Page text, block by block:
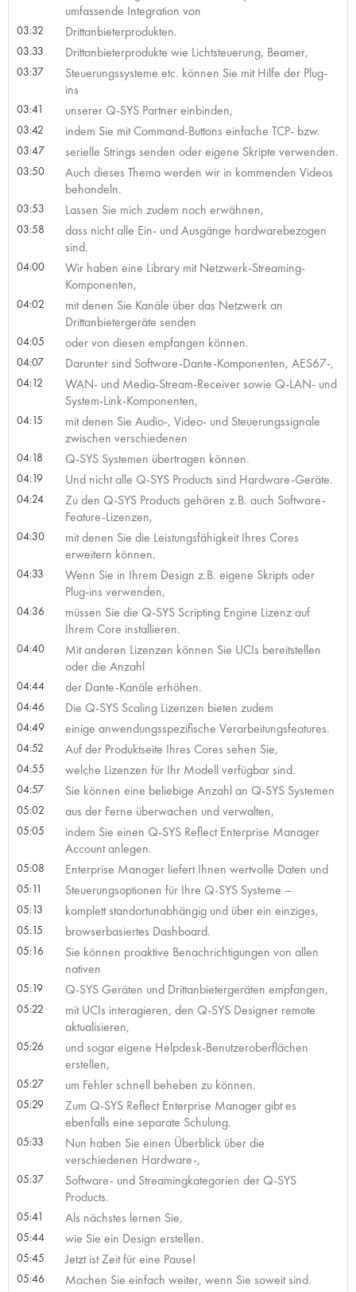
umfassende Integration von
03:32 Drittanbieterprodukten.
03:33 Drittanbieterprodukte wie Lichtsteuerung, Beamer,
03:37
Steuerungssysteme etc. können Sie mit Hilfe der Plug-
ins
03:41 unserer Q-SYS Partner einbinden,
03:42 indem Sie mit Command-Buttons einfache TCP- bzw.
03:47 serielle Strings senden oder eigene Skripte verwenden.
03:50
Auch dieses Thema werden wir in kommenden Videos
behandeln.
03:53 Lassen Sie mich zudem noch erwähnen,
03:58
dass nicht alle Ein- und Ausgänge hardwarebezogen
sind.
04:00
Wir haben eine Library mit Netzwerk-Streaming-
Komponenten,
04:02
mit denen Sie Kanäle über das Netzwerk an
Drittanbietergeräte senden
04:05 oder von diesen empfangen können.
04:07 Darunter sind Software-Dante-Komponenten, AES67-,
04:12
WAN- und Media-Stream-Receiver sowie Q-LAN- und
System-Link-Komponenten,
04:15
mit denen Sie Audio-, Video- und Steuerungssignale
zwischen verschiedenen
04:18 Q-SYS Systemen übertragen können.
04:19 Und nicht alle Q-SYS Products sind Hardware-Geräte.
04:24
Zu den Q-SYS Products gehören z.B. auch Software-
Feature-Lizenzen,
04:30
mit denen Sie die Leistungsfähigkeit Ihres Cores
erweitern können.
04:33
Wenn Sie in Ihrem Design z.B. eigene Skripts oder
Plug-ins verwenden,
04:36
müssen Sie die Q-SYS Scripting Engine Lizenz auf
Ihrem Core installieren.
04:40
Mit anderen Lizenzen können Sie UCIs bereitstellen
oder die Anzahl
04:44 der Dante-Kanäle erhöhen.
04:46 Die Q-SYS Scaling Lizenzen bieten zudem
04:49 einige anwendungsspezifische Verarbeitungsfeatures.
04:52 Auf der Produktseite Ihres Cores sehen Sie,
04:55 welche Lizenzen für Ihr Modell verfügbar sind.
04:57 Sie können eine beliebige Anzahl an Q-SYS Systemen
05:02 aus der Ferne überwachen und verwalten,
05:05
indem Sie einen Q-SYS Reflect Enterprise Manager
Account anlegen.
05:08 Enterprise Manager liefert Ihnen wertvolle Daten und
05:11 Steuerungsoptionen für Ihre Q-SYS Systeme –
05:13 komplett standortunabhängig und über ein einziges,
05:15 browserbasiertes Dashboard.
05:16
Sie können proaktive Benachrichtigungen von allen
nativen
05:19 Q-SYS Geräten und Drittanbietergeräten empfangen,
05:22
mit UCIs interagieren, den Q-SYS Designer remote
aktualisieren,
05:26
und sogar eigene Helpdesk-Benutzeroberflächen
erstellen,
05:27 um Fehler schnell beheben zu können.
05:29
Zum Q-SYS Reflect Enterprise Manager gibt es
ebenfalls eine separate Schulung.
05:33
Nun haben Sie einen Überblick über die
verschiedenen Hardware-,
05:37
Software- und Streamingkategorien der Q-SYS
Products.
05:41 Als nächstes lernen Sie,
05:44 wie Sie ein Design erstellen.
05:45 Jetzt ist Zeit für eine Pause!
05:46 Machen Sie einfach weiter, wenn Sie soweit sind.